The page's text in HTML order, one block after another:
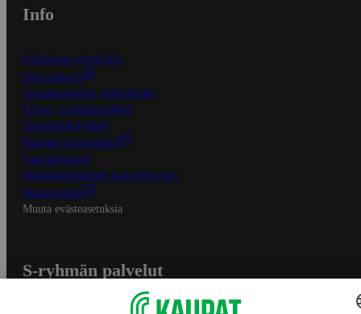
Info
S-Business yrityksille
Oiva-raportit
Osuuskauppojen yhteystiedot
Tilaus- ja toimitusehdot
Tietosuojakäytäntö
Palvelun käyttöehdot
Saavutettavuus
Mobiilisovelluksen saavutettavuus
Mainostajalle
Muuta evästeasetuksia
S-ryhmän palvelut